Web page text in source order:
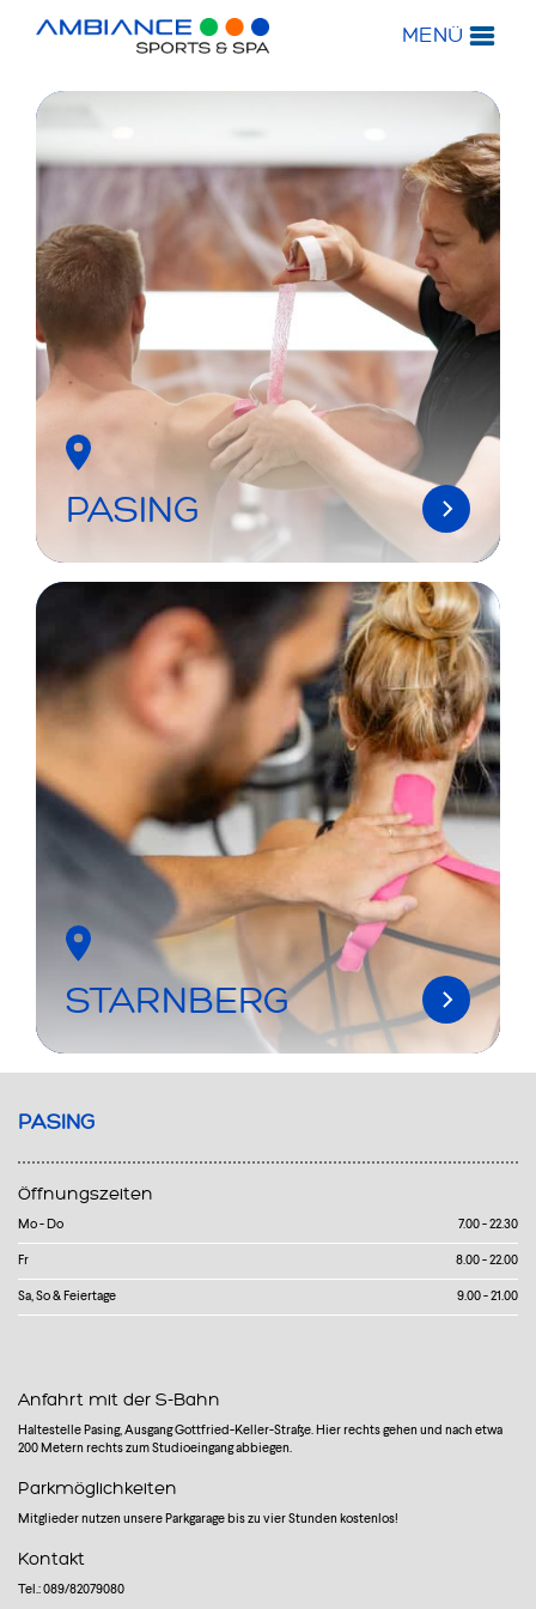
MENÜ
PASING
STARNBERG
PASING
Öffnungszeiten
Mo - Do 7.00 - 22.30
Fr 8.00 - 22.00
Sa, So & Feiertage 9.00 - 21.00
Anfahrt mit der S-Bahn
Haltestelle Pasing, Ausgang Gottfried-Keller-Straße. Hier rechts gehen und nach etwa
200 Metern rechts zum Studioeingang abbiegen.
Parkmöglichkeiten
Mitglieder nutzen unsere Parkgarage bis zu vier Stunden kostenlos!
Kontakt
Tel.: 089/82079080